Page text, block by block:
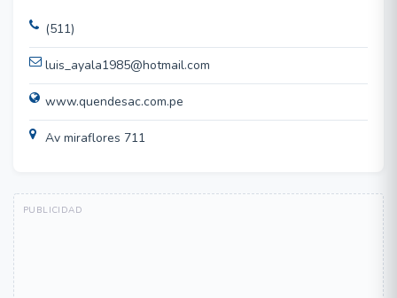
(511)
luis_ayala1985@hotmail.com
www.quendesac.com.pe
Av miraflores 711